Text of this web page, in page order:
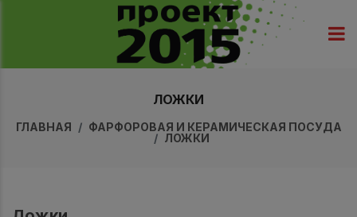
ЛОЖКИ
ГЛАВНАЯ
ФАРФОРОВАЯ И КЕРАМИЧЕСКАЯ ПОСУДА
ЛОЖКИ